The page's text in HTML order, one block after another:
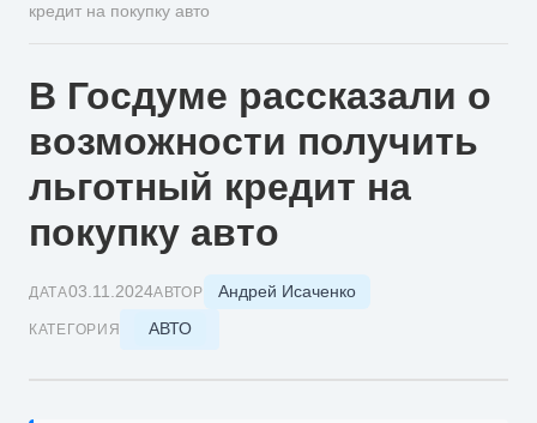
кредит на покупку авто
В Госдуме рассказали о
возможности получить
льготный кредит на
покупку авто
ДАТА03.11.2024АВТОР Андрей Исаченко
КАТЕГОРИЯ АВТО